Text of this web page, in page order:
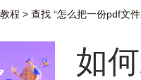
程 > 查找 “怎么把一份pdf文
如